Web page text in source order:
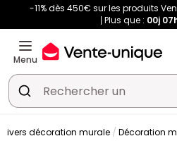
-11% dès 450€ sur les produits
Plus que : 00j
Menu
décoration murale Décoration